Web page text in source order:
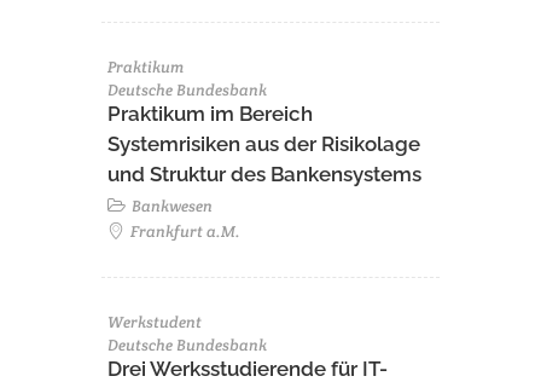
Praktikum
Deutsche Bundesbank
Praktikum im Bereich
Systemrisiken aus der Risikolage
und Struktur des Bankensystems
Bankwesen
Frankfurt a.M.
Werkstudent
Deutsche Bundesbank
Drei Werksstudierende für IT-